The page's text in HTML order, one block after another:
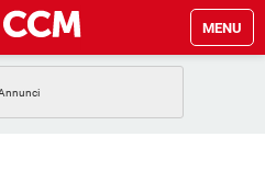
MENU